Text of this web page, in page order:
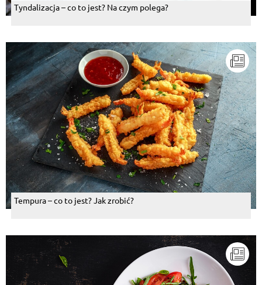
Tyndalizacja – co to jest? Na czym polega?
Tempura – co to jest? Jak zrobić?